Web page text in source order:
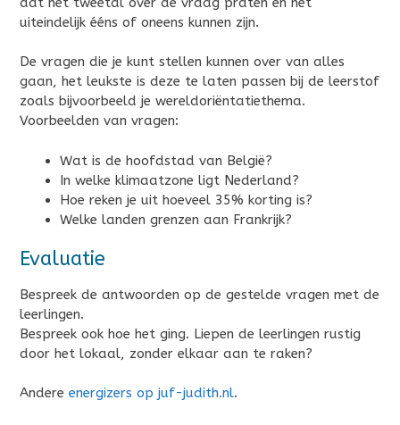
uiteindelijk ééns of oneens kunnen zijn.
De vragen die je kunt stellen kunnen over van alles
gaan, het leukste is deze te laten passen bij de leerstof
zoals bijvoorbeeld je wereldoriëntatiethema.
Voorbeelden van vragen:
Wat is de hoofdstad van België?
In welke klimaatzone ligt Nederland?
Hoe reken je uit hoeveel 35% korting is?
Welke landen grenzen aan Frankrijk?
Evaluatie
Bespreek de antwoorden op de gestelde vragen met de
leerlingen.
Bespreek ook hoe het ging. Liepen de leerlingen rustig
door het lokaal, zonder elkaar aan te raken?
Andere energizers op juf-judith.nl.